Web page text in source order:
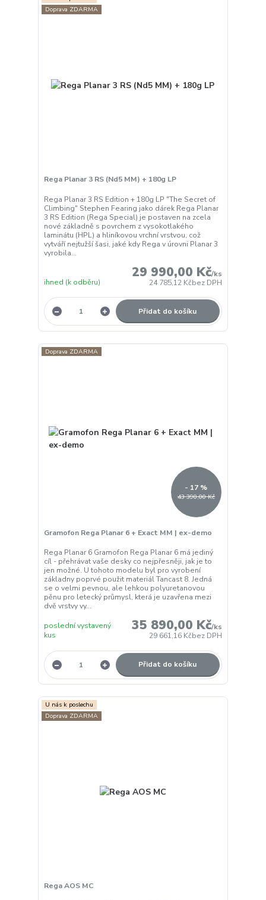
Doprava ZDARMA
Rega Planar 3 RS (Nd5 MM) + 180g LP
Rega Planar 3 RS Edition + 180g LP "The Secret of
Climbing" Stephen Fearing jako dárek Rega Planar
3 RS Edition (Rega Special) je postaven na zcela
nové základně s povrchem z vysokotlakého
laminátu (HPL) a hliníkovou vrchní vrstvou, což
vytváří nejtužší šasi, jaké kdy Rega v úrovni Planar 3
vyrobila...
29 990,00 Kč/ks
24 785,12 Kčbez DPH
ihned (k odběru)
Přidat do košíku
Doprava ZDARMA
43 390,00 Kč
- 17 %
Gramofon Rega Planar 6 + Exact MM | ex-demo
Rega Planar 6 Gramofon Rega Planar 6 má jediný
cíl - přehrávat vaše desky co nejpřesněji, jak je to
jen možné. U tohoto modelu byl pro vyrobení
základny poprvé použit materiál Tancast 8. Jedná
se o velmi pevnou, ale lehkou polyuretanovou
pěnu pro letecký průmysl, která je uzavřena mezi
dvě vrstvy vy...
35 890,00 Kč/ks
29 661,16 Kčbez DPH
poslední vystavený
kus
Přidat do košíku
U nás k poslechu
Doprava ZDARMA
Rega AOS MC